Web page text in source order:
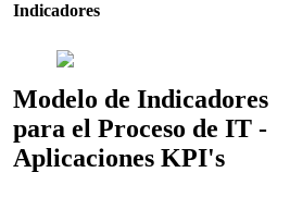
Indicadores
Modelo de Indicadores
para el Proceso de IT -
Aplicaciones KPI's